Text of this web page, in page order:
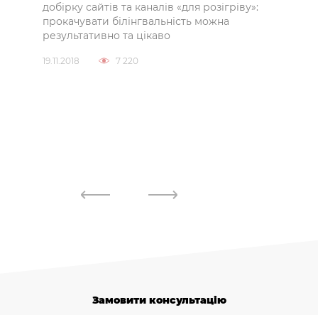
добірку сайтів та каналів «для розігріву»:
прокачувати білінгвальність можна
результативно та цікаво
19.11.2018 7 220
Замовити консультацію